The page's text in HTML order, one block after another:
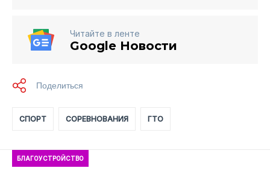
Читайте в ленте
Google Новости
СПОРТ СОРЕВНОВАНИЯ ГТО
БЛАГОУСТРОЙСТВО